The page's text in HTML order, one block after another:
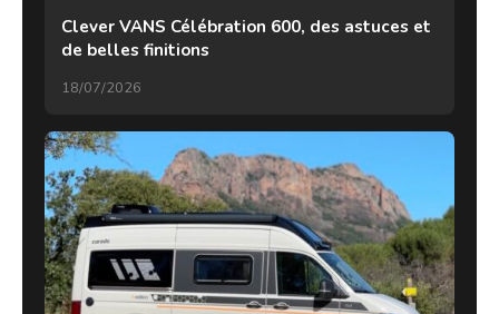
Clever VANS Célébration 600, des astuces et
de belles finitions
18/07/2026